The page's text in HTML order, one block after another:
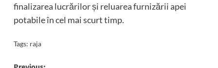
finalizarea lucrărilor și reluarea furnizării apei
potabile în cel mai scurt timp.
Tags: raja